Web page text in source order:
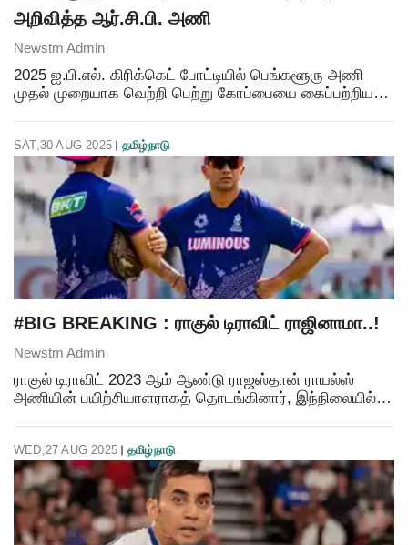
அறிவித்த ஆர்.சி.பி. அணி
Newstm Admin
2025 ஐ.பி.எல். கிரிக்கெட் போட்டியில் பெங்களூரு அணி
முதல் முறையாக வெற்றி பெற்று கோப்பையை கைப்பற்றியது.
ராயல்
SAT,30 AUG 2025 தமிழ்நாடு
#BIG BREAKING : ராகுல் டிராவிட் ராஜினாமா..!
Newstm Admin
ராகுல் டிராவிட் 2023 ஆம் ஆண்டு ராஜஸ்தான் ராயல்ஸ்
அணியின் பயிற்சியாளராகத் தொடங்கினார், இந்நிலையில்
WED,27 AUG 2025 தமிழ்நாடு